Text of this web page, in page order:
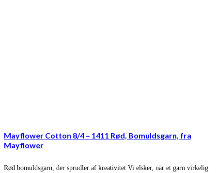
Mayflower Cotton 8/4 – 1411 Rød, Bomuldsgarn, fra
Mayflower
Rød bomuldsgarn, der sprudler af kreativitet Vi elsker, når et garn virkelig